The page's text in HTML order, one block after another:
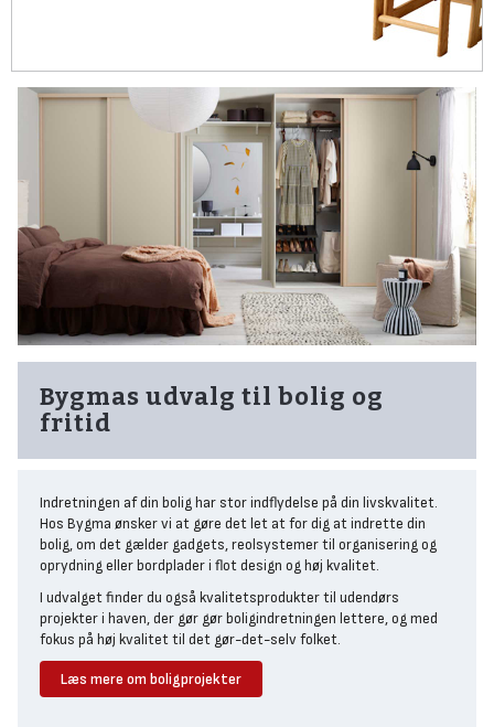
Bygmas udvalg til bolig og
fritid
Indretningen af din bolig har stor indflydelse på din livskvalitet.
Hos Bygma ønsker vi at gøre det let at for dig at indrette din
bolig, om det gælder gadgets, reolsystemer til organisering og
oprydning eller bordplader i flot design og høj kvalitet.
I udvalget finder du også kvalitetsprodukter til udendørs
projekter i haven, der gør gør boligindretningen lettere, og med
fokus på høj kvalitet til det gør-det-selv folket.
Gør-det-selv boligindretning
Læs mere om boligprojekter